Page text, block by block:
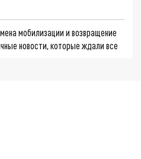
мобилизации и возвращение
новости, которые ждали все